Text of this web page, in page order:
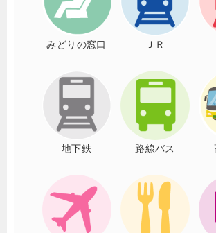
みどりの窓口 ＪＲ
地下鉄 路線バス